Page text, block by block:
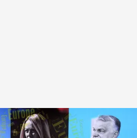
la ultraderecha europea